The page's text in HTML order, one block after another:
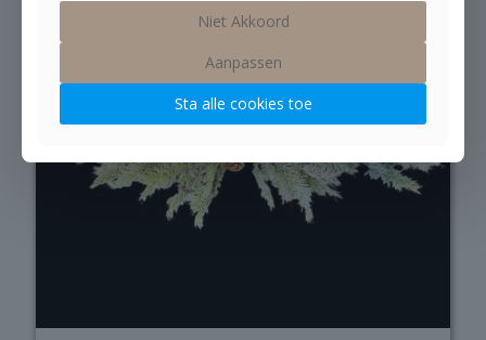
Niet Akkoord
Aanpassen
Sta alle cookies toe